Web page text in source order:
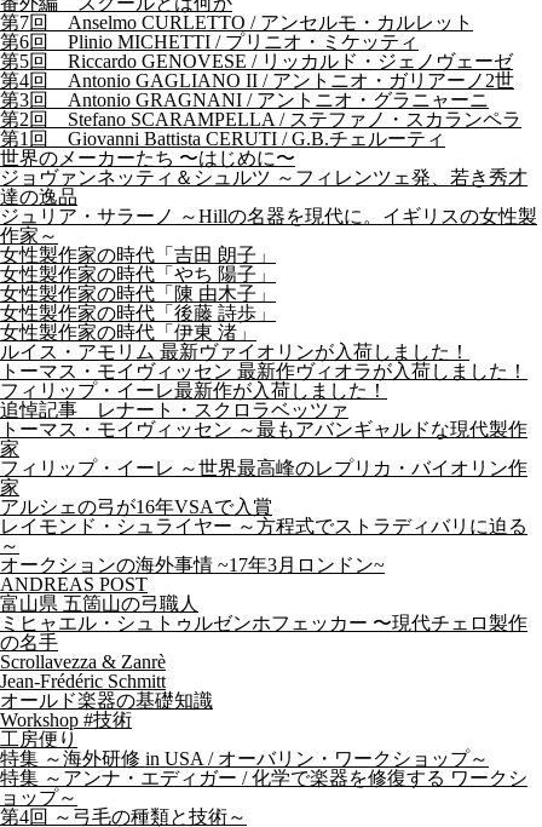
第7回 Anselmo CURLETTO / アンセルモ・カルレット
第6回 Plinio MICHETTI / プリニオ・ミケッティ
第5回 Riccardo GENOVESE / リッカルド・ジェノヴェーゼ
第4回 Antonio GAGLIANO II / アントニオ・ガリアーノ2世
第3回 Antonio GRAGNANI / アントニオ・グラニャーニ
第2回 Stefano SCARAMPELLA / ステファノ・スカランペラ
第1回 Giovanni Battista CERUTI / G.B.チェルーティ
世界のメーカーたち 〜はじめに〜
ジョヴァンネッティ＆シュルツ ～フィレンツェ発、若き秀才
達の逸品
ジュリア・サラーノ ～Hillの名器を現代に。イギリスの女性製
作家～
女性製作家の時代「吉田 朗子」
女性製作家の時代「やち 陽子」
女性製作家の時代「陳 由木子」
女性製作家の時代「後藤 詩歩」
女性製作家の時代「伊東 渚」
ルイス・アモリム 最新ヴァイオリンが入荷しました！
トーマス・モイヴィッセン 最新作ヴィオラが入荷しました！
フィリップ・イーレ最新作が入荷しました！
追悼記事 レナート・スクロラベッツァ
トーマス・モイヴィッセン ～最もアバンギャルドな現代製作
家
フィリップ・イーレ ～世界最高峰のレプリカ・バイオリン作
家
アルシェの弓が16年VSAで入賞
レイモンド・シュライヤー ～方程式でストラディバリに迫る
～
オークションの海外事情 ~17年3月ロンドン~
ANDREAS POST
富山県 五箇山の弓職人
ミヒャエル・シュトゥルゼンホフェッカー 〜現代チェロ製作
の名手
Scrollavezza & Zanrè
Jean-Frédéric Schmitt
オールド楽器の基礎知識
Workshop #技術
工房便り
特集 ～海外研修 in USA / オーバリン・ワークショップ～
特集 ～アンナ・エディガー / 化学で楽器を修復する ワークシ
ョップ～
第4回 ～弓毛の種類と技術～